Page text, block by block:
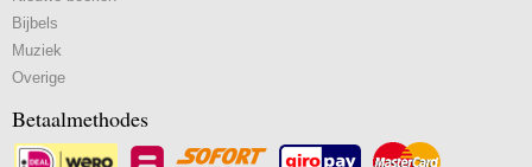
Bijbels
Muziek
Overige
Betaalmethodes